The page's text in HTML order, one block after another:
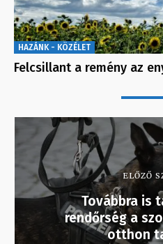
HAZÁNK - KÖZÉLET
Felcsillant a remény az
ELŐZŐ
Továbbra is
rendőrség a
otthon